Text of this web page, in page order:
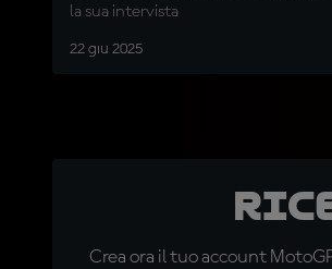
la sua intervista
22 giu 2025
Crea ora il tuo account